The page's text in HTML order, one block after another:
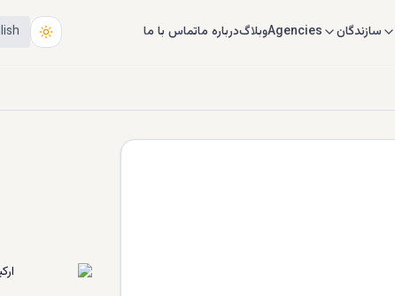
سازندگان Agenciesوبلاگدرباره ماتماس با ما